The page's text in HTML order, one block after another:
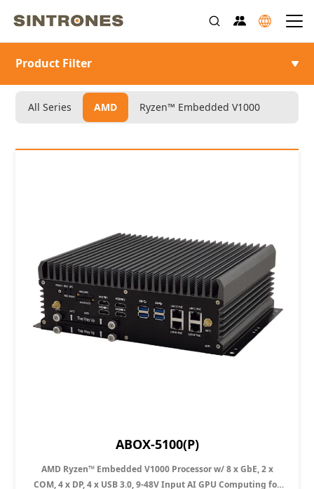
All Series AMD Ryzen™ Embedded V1000
Product Filter
ABOX-5100(P)
AMD Ryzen™ Embedded V1000 Processor w/ 8 x GbE, 2 x
COM, 4 x DP, 4 x USB 3.0, 9-48V Input AI GPU Computing for